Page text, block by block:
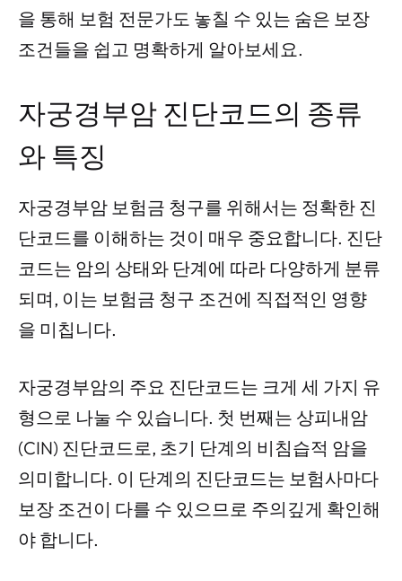
을 통해 보험 전문가도 놓칠 수 있는 숨은 보장
조건들을 쉽고 명확하게 알아보세요.
자궁경부암 진단코드의 종류
와 특징
자궁경부암 보험금 청구를 위해서는 정확한 진
단코드를 이해하는 것이 매우 중요합니다. 진단
코드는 암의 상태와 단계에 따라 다양하게 분류
되며, 이는 보험금 청구 조건에 직접적인 영향
을 미칩니다.
자궁경부암의 주요 진단코드는 크게 세 가지 유
형으로 나눌 수 있습니다. 첫 번째는 상피내암
(CIN) 진단코드로, 초기 단계의 비침습적 암을
의미합니다. 이 단계의 진단코드는 보험사마다
보장 조건이 다를 수 있으므로 주의깊게 확인해
야 합니다.